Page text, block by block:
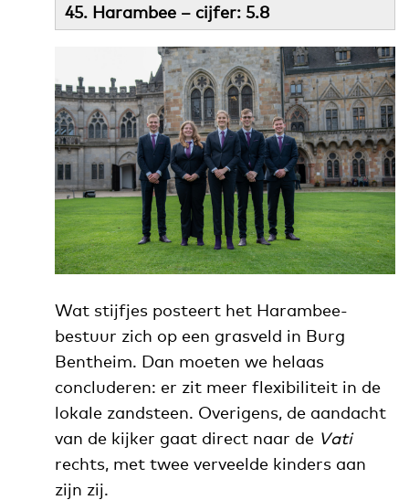
45. Harambee – cijfer: 5.8
Wat stijfjes posteert het Harambee-
bestuur zich op een grasveld in Burg
Bentheim. Dan moeten we helaas
concluderen: er zit meer flexibiliteit in de
lokale zandsteen. Overigens, de aandacht
van de kijker gaat direct naar de Vati
rechts, met twee verveelde kinders aan
zijn zij.